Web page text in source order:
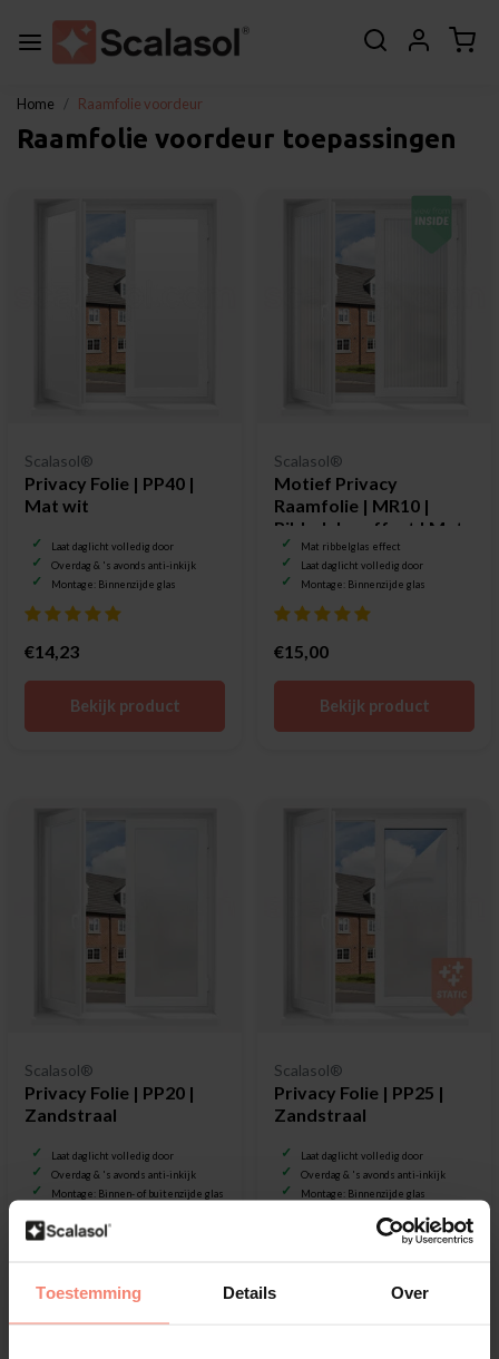
Toestemming Details Over
Home Raamfolie voordeur
Raamfolie voordeur toepassingen
Scalasol®
Privacy Folie | PP40 |
Mat wit
Laat daglicht volledig door
Overdag & 's avonds anti-inkijk
Montage: Binnenzijde glas
€14,23
Bekijk product
Scalasol®
Motief Privacy
Raamfolie | MR10 |
Ribbelglas effect | Mat
Mat ribbelglas effect
Laat daglicht volledig door
Montage: Binnenzijde glas
€15,00
Bekijk product
Scalasol®
Privacy Folie | PP20 |
Zandstraal
Laat daglicht volledig door
Overdag & 's avonds anti-inkijk
Montage: Binnen- of buitenzijde glas
Scalasol®
Privacy Folie | PP25 |
Zandstraal
Laat daglicht volledig door
Overdag & 's avonds anti-inkijk
Montage: Binnenzijde glas